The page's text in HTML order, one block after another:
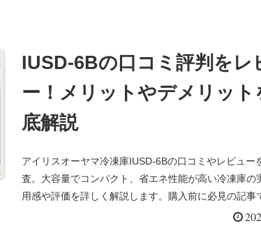
IUSD-6Bの口コミ評判をレ
ー！メリットやデメリット
底解説
アイリスオーヤマ冷凍庫IUSD-6Bの口コミやレビュー
査。大容量でコンパクト、省エネ性能が高い冷凍庫の
用感や評価を詳しく解説します。購入前に必見の記事